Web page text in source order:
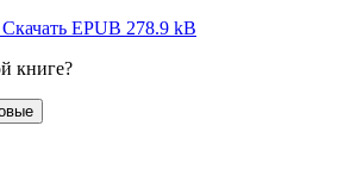
Скачать EPUB 278.9 kB
книге?
новые